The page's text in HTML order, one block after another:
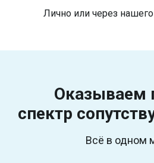
Лично или через нашего
Оказываем
спектр
Всё в одном